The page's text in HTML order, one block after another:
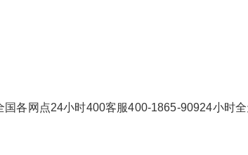
国各网点24小时400客服400-1865-90924小时